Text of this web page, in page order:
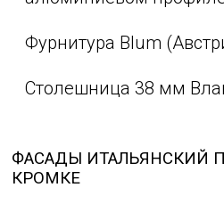
Фурнитура Blum
Столешница 38 мм
ФАСАДЫ ИТАЛЬЯНСКИЙ
КРОМКЕ